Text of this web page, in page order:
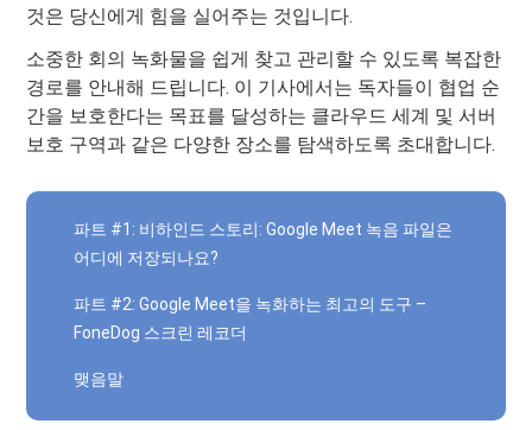
것은 당신에게 힘을 실어주는 것입니다.
소중한 회의 녹화물을 쉽게 찾고 관리할 수 있도록 복잡한
경로를 안내해 드립니다. 이 기사에서는 독자들이 협업 순
간을 보호한다는 목표를 달성하는 클라우드 세계 및 서버
보호 구역과 같은 다양한 장소를 탐색하도록 초대합니다.
파트 #1: 비하인드 스토리: Google Meet 녹음 파일은
어디에 저장되나요?
파트 #2: Google Meet을 녹화하는 최고의 도구 –
FoneDog 스크린 레코더
맺음말